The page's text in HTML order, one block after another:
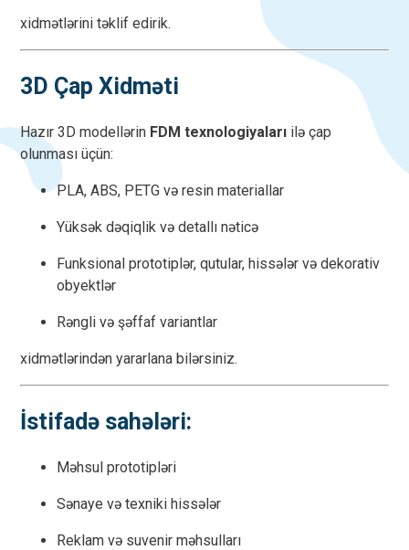
xidmətlərini təklif edirik.
3D Çap Xidməti
Hazır 3D modellərin FDM texnologiyaları ilə çap
olunması üçün:
PLA, ABS, PETG və resin materiallar
Yüksək dəqiqlik və detallı nəticə
Funksional prototiplər, qutular, hissələr və dekorativ
obyektlər
Rəngli və şəffaf variantlar
xidmətlərindən yararlana bilərsiniz.
İstifadə sahələri:
Məhsul prototipləri
Sənaye və texniki hissələr
Reklam və suvenir məhsulları